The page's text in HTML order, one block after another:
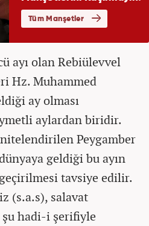
ayı olan Rebiülevvel
Hz. Muhammed
ay olması
aylardan biridir.
Peygamber
geldiği bu ayın
tavsiye edilir.
(s.a.s), salavat
hadi-i şerifiyle